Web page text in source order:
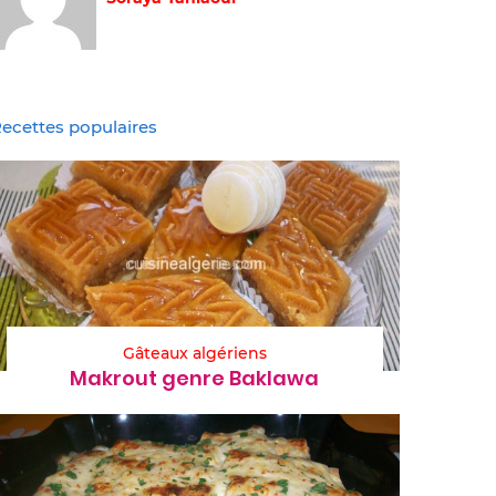
populaires
Gâteaux algériens
Makrout genre Baklawa